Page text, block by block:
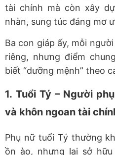
tài chính mà còn xây
nhàn, sung túc đáng mơ
Ba con giáp ấy, mỗi
riêng, nhưng điểm
biết “dưỡng mệnh” theo
1. Tuổi Tý – Người
và khôn ngoan tài
Phụ nữ tuổi Tý thường
ồn ào, nhưng lại sở